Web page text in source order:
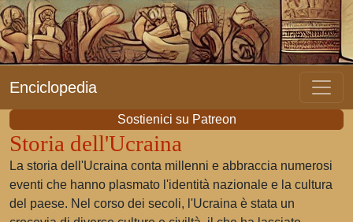
Enciclopedia
Sostienici su Patreon
Storia dell'Ucraina
La storia dell'Ucraina conta millenni e abbraccia numerosi
eventi che hanno plasmato l'identità nazionale e la cultura
del paese. Nel corso dei secoli, l'Ucraina è stata un